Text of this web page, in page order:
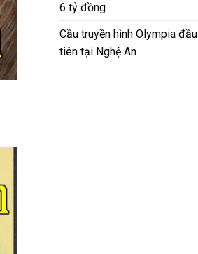
6 tỷ đồng
Cầu truyền hình Olympia đầu
tiên tại Nghệ An